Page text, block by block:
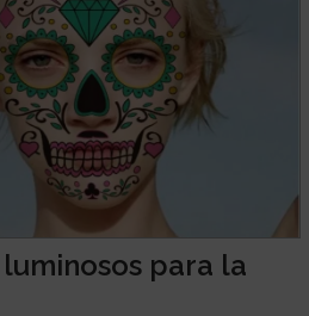
para la